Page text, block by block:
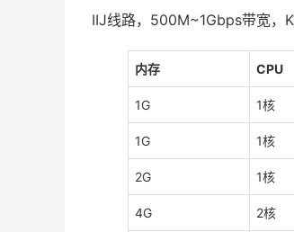
IIJ线路，500M~1Gbps带宽，
内存 CPU
1G 1核
1G 1核
2G 1核
4G 2核